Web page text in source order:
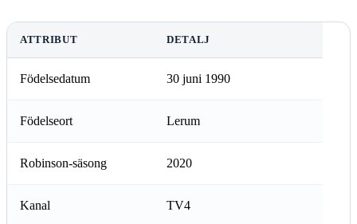
ATTRIBUT DETALJ
Födelsedatum 30 juni 1990
Födelseort Lerum
Robinson-säsong 2020
Kanal TV4